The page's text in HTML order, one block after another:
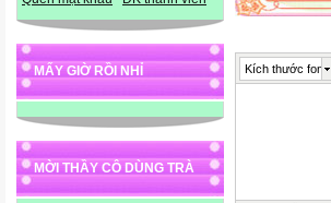
MẤY GIỜ RỒI NHỈ
MỜI THẦY CÔ DÙNG TRÀ
Kích thước font